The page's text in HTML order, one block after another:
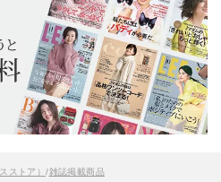
ストア）/雑誌掲載商品